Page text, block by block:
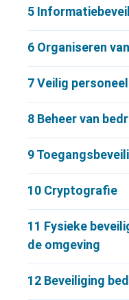
5
6 Organiseren
7Veilig personeel
8 Beheer van
9
10 Cryptografie
11 Fysieke
de omgeving
12 Beveiliging